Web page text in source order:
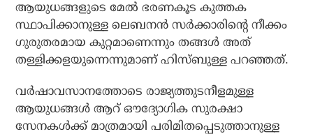
ആയുധങ്ങളുടെ മേല്‍ ഭരണകൂട കുത്തക
സ്ഥാപിക്കാനുള്ള ലെബനന്‍ സര്‍ക്കാരിന്റെ നീക്കം
ഗുരുതരമായ കുറ്റമാണെന്നും തങ്ങള്‍ അത്
തള്ളിക്കളയുന്നെന്നുമാണ് ഹിസ്ബുള്ള പറഞ്ഞത്.
വര്‍ഷാവസാനത്തോടെ രാജ്യത്തുടനീളമുള്ള
ആയുധങ്ങള്‍ ആറ് ഔദ്യോഗിക സുരക്ഷാ
സേനകള്‍ക്ക് മാത്രമായി പരിമിതപ്പെടുത്താനുള്ള